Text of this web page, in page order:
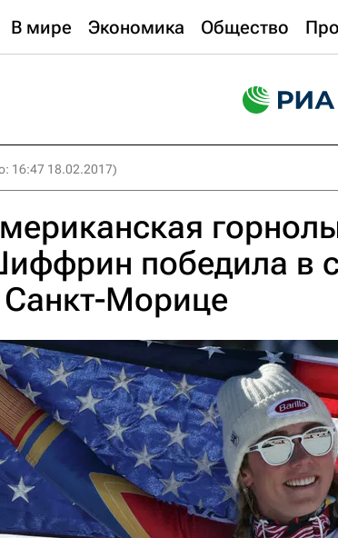
В мире Экономика Общество
16:47 18.02.2017)
победила в
Санкт-Морице